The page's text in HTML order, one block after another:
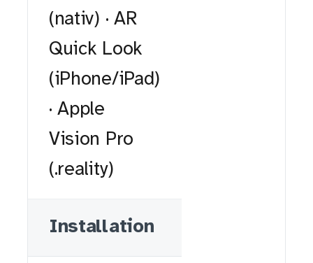
(nativ) · AR
Quick Look
(iPhone/iPad)
· Apple
Vision Pro
(.reality)
Installation